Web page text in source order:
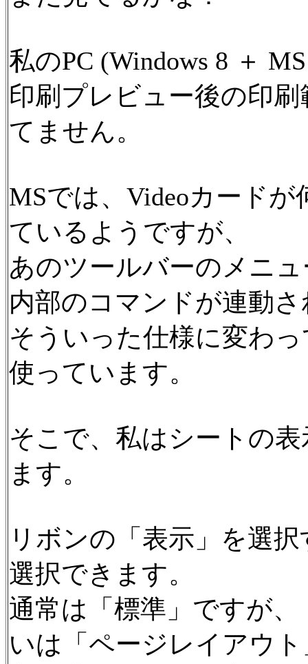
私のPC (Windows 8 ＋
印刷プレビュー後の印
てません。
MSでは、Videoカード
ているようですが、
あのツールバーのメニ
内部のコマンドが連動
そういった仕様に変わ
使っています。
そこで、私はシートの
ます。
リボンの「表示」を選
選択できます。
通常は「標準」ですが
いは「ページレイアウ